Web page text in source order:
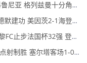
2026年01月14日 国王杯-马竞1-0拉科鲁尼亚 格列兹曼十分角任意球破门+远射中横梁
2026年01月14日 德甲-阿米里破门威德默建功 美因茨2-1海登海姆
2026年01月13日 爆冷！大巴黎0-1巴黎FC止步法国杯32强 登贝莱失单刀埃梅里中框
2026年01月13日 西甲-马科斯·阿隆索点射制胜 塞尔塔客场1-0塞维利亚